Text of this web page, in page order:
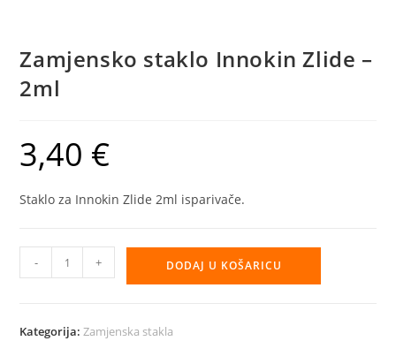
Zamjensko staklo Innokin Zlide –
2ml
3,40 €
Staklo za Innokin Zlide 2ml isparivače.
Zamjensko
staklo
- + DODAJ U KOŠARICU
Kategorija:Zamjenska stakla